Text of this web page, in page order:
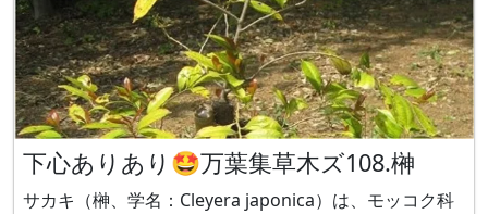
下心ありあり🤩万葉集草木ズ108.榊
サカキ（榊、学名：Cleyera japonica）は、モッコク科